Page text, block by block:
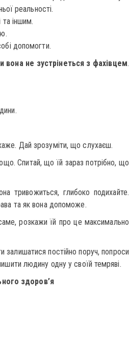
реальності.
іншим.
допомогти.
не зустрінеться з фахівцем.
Дай зрозуміти, що слухаєш.
Спитай, що їй зараз потрібно, що
тривожиться, глибоко подихайте.
та як вона допоможе.
розкажи їй про це максимально
постійно поруч, попроси
людину одну у своїй темряві.
здоров’я